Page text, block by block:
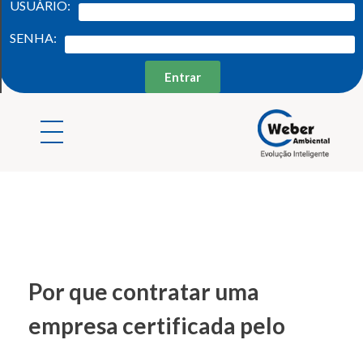
USUÁRIO:
SENHA:
Entrar
Por que contratar uma
empresa certificada pelo